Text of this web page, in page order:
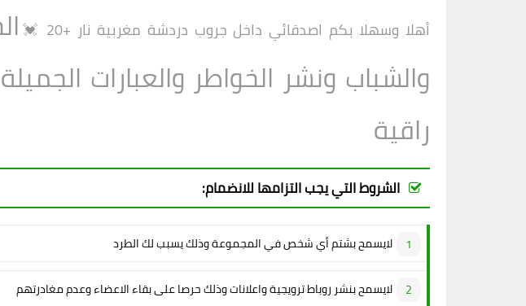
أهلا وسهلا بكم اصدقائي داخل جروب دردشة مغربية نار +20 💓
والشباب ونشر الخواطر والعبارات
راقية
الشروط التي يجب التزامها للانضمام:
لايسمح بشتم أي شخص في المجموعة وذلك يسبب لك الطرد
لايسمح بنشر روباط ترويجية واعلانات وذلك حرصا على بقاء الاعضاء وعدم مغادرتهم